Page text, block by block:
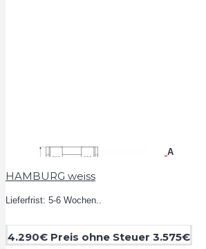
A
HAMBURG weiss
Lieferfrist: 5-6 Wochen..
4.290€ Preis ohne Steuer 3.575€